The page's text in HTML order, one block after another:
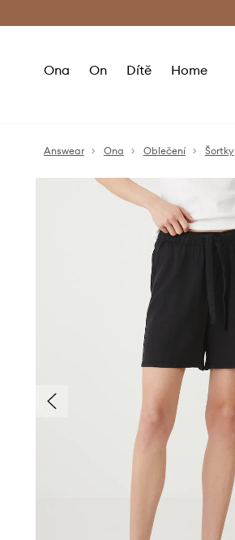
Ona On Dítě Home
Answear Ona Oblečení Šortky